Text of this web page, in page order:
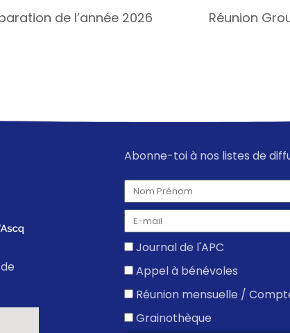
de l’année 2026 Réunion
Abonne-toi à nos listes de
Journal de l'APC
Appel à bénévoles
Réunion mensuelle /
Grainothèque